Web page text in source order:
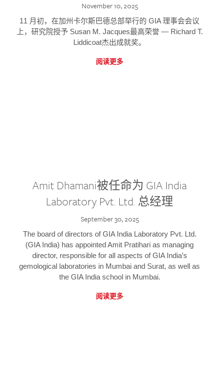
November 10, 2025
11 月初，在加州卡尔斯巴德总部举行的 GIA 理事会会议
上，研究院授予 Susan M. Jacques最高荣誉 — Richard T.
Liddicoat杰出成就奖。
阅读更多
Amit Dhamani被任命为 GIA India
Laboratory Pvt. Ltd. 总经理
September 30, 2025
The board of directors of GIA India Laboratory Pvt. Ltd.
(GIA India) has appointed Amit Pratihari as managing
director, responsible for all aspects of GIA India’s
gemological laboratories in Mumbai and Surat, as well as
the GIA India school in Mumbai.
阅读更多